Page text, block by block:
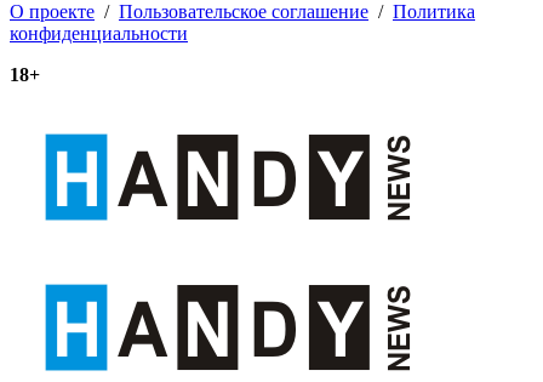
О проекте / Пользовательское соглашение / Политика
конфиденциальности
18+